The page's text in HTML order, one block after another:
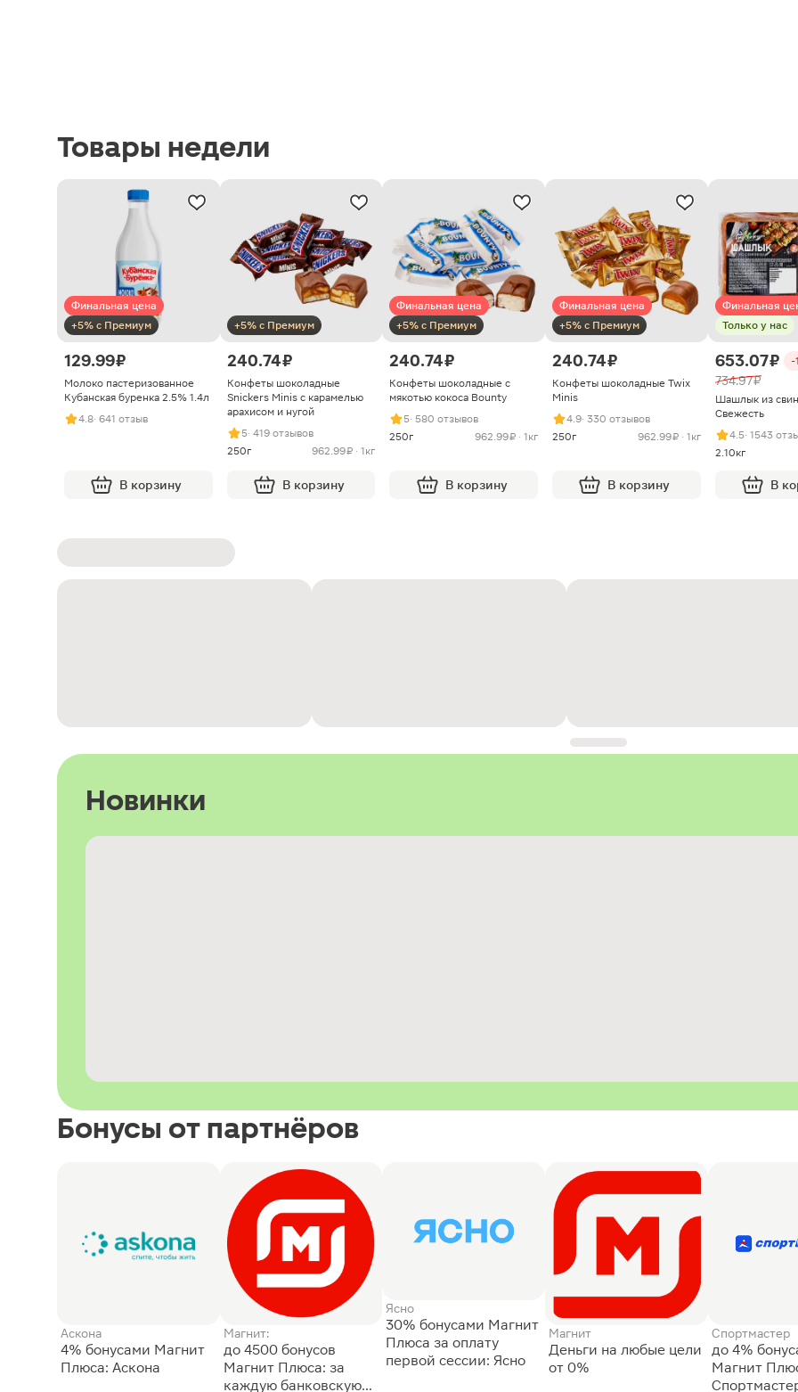
Товары недели
Финальная цена
+5% с Премиум
129.99 ₽
Молоко пастеризованное
Кубанская буренка 2.5% 1.4л
4.8· 641 отзыв
В корзину
+5% с Премиум
240.74 ₽
Конфеты шоколадные
Snickers Minis с карамелью
арахисом и нугой
5· 419 отзывов
250г
962.99 ₽ · 1кг
В корзину
Финальная цена
+5% с Премиум
240.74 ₽
Конфеты шоколадные с
мякотью кокоса Bounty
5· 580 отзывов
250г
962.99 ₽ · 1кг
В корзину
Финальная цена
+5% с Премиум
240.74 ₽
Конфеты шоколадные Twix
Minis
4.9· 330 отзывов
250г
962.99 ₽ · 1кг
В корзину
Финальная
Только у нас
653.07 ₽ -
734.97 ₽
Шашлык из
Свежесть
4.5· 1543
2.10кг
В
Новинки
Бонусы от партнёров
Аскона
4% бонусами Магнит
Плюса: Аскона
Магнит:
до 4500 бонусов
Магнит Плюса: за
каждую банковскую
Ясно
30% бонусами Магнит
Плюса за оплату
первой сессии: Ясно
Магнит
Деньги на любые цели
от 0%
Спортмастер
до 4%
Магнит